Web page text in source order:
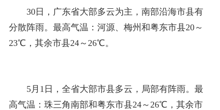
30日，广东省大部多云为主，南部沿海市县有
分散阵雨。最高气温：河源、梅州和粤东市县20～
23℃，其余市县24～26℃。
5月1日，全省大部市县多云，局部有阵雨。最
高气温：珠三角南部和粤东市县24～26℃，其余市